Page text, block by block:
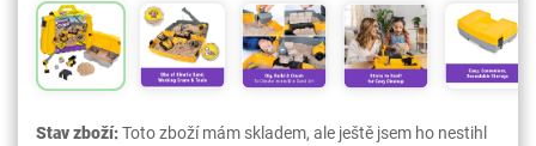
Stav zboží:Toto zboží mám skladem, ale ještě jsem ho nestihl